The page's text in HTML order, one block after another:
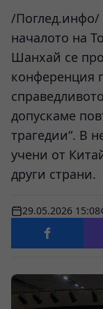
/Поглед.инфо/
началото на
Шанхай се
конференция
допускаме
трагедии“. В
учени от
други страни.
29.05.2026 15:08